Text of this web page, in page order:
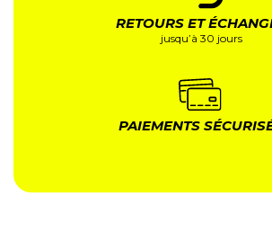
RETOURS ET
jusqu’à 30 jours
PAIEMENTS